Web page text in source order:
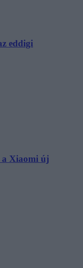
eddigi
Xiaomi új